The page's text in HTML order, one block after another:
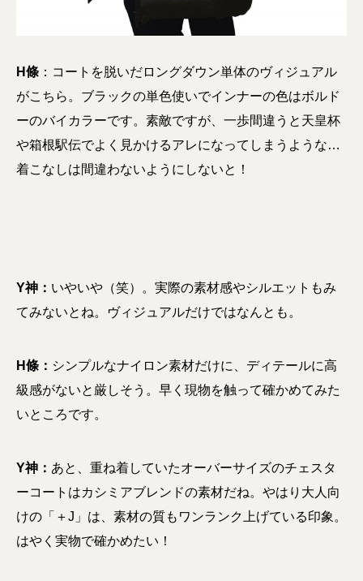
H條 ：コートを脱いだロングダウン単体のヴィジュアル
がこちら。ブラックの単色使いでインナーの色はボルド
ーのバイカラーです。素敵ですが、一歩間違うと天皇杯
や箱根駅伝でよく見かけるアレになってしまうような…
着こなしは間違わないようにしないと！
Y神： いやいや（笑）。実際の素材感やシルエットもみ
てみないとね。ヴィジュアルだけではなんとも。
H條： シンプルなナイロン素材だけに、ディテールに高
級感がないと厳しそう。早く現物を触って確かめてみた
いところです。
Y神： あと、重ね着していたオーバーサイズのチェスタ
ーコートはカシミアブレンドの素材だね。やはり大人向
けの「＋J」は、素材の質もワンランク上げている印象。
はやく実物で確かめたい！